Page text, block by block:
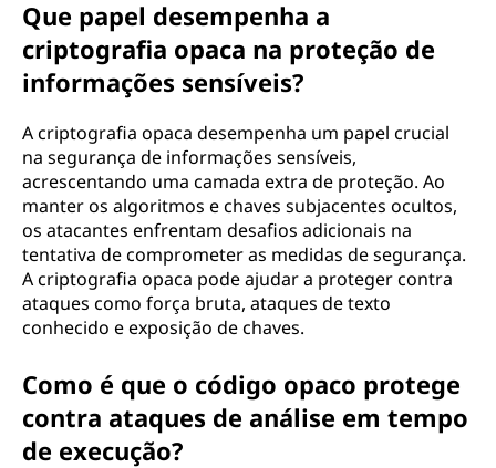
Que papel desempenha a
criptografia opaca na proteção de
informações sensíveis?
A criptografia opaca desempenha um papel crucial
na segurança de informações sensíveis,
acrescentando uma camada extra de proteção. Ao
manter os algoritmos e chaves subjacentes ocultos,
os atacantes enfrentam desafios adicionais na
tentativa de comprometer as medidas de segurança.
A criptografia opaca pode ajudar a proteger contra
ataques como força bruta, ataques de texto
conhecido e exposição de chaves.
Como é que o código opaco protege
contra ataques de análise em tempo
de execução?